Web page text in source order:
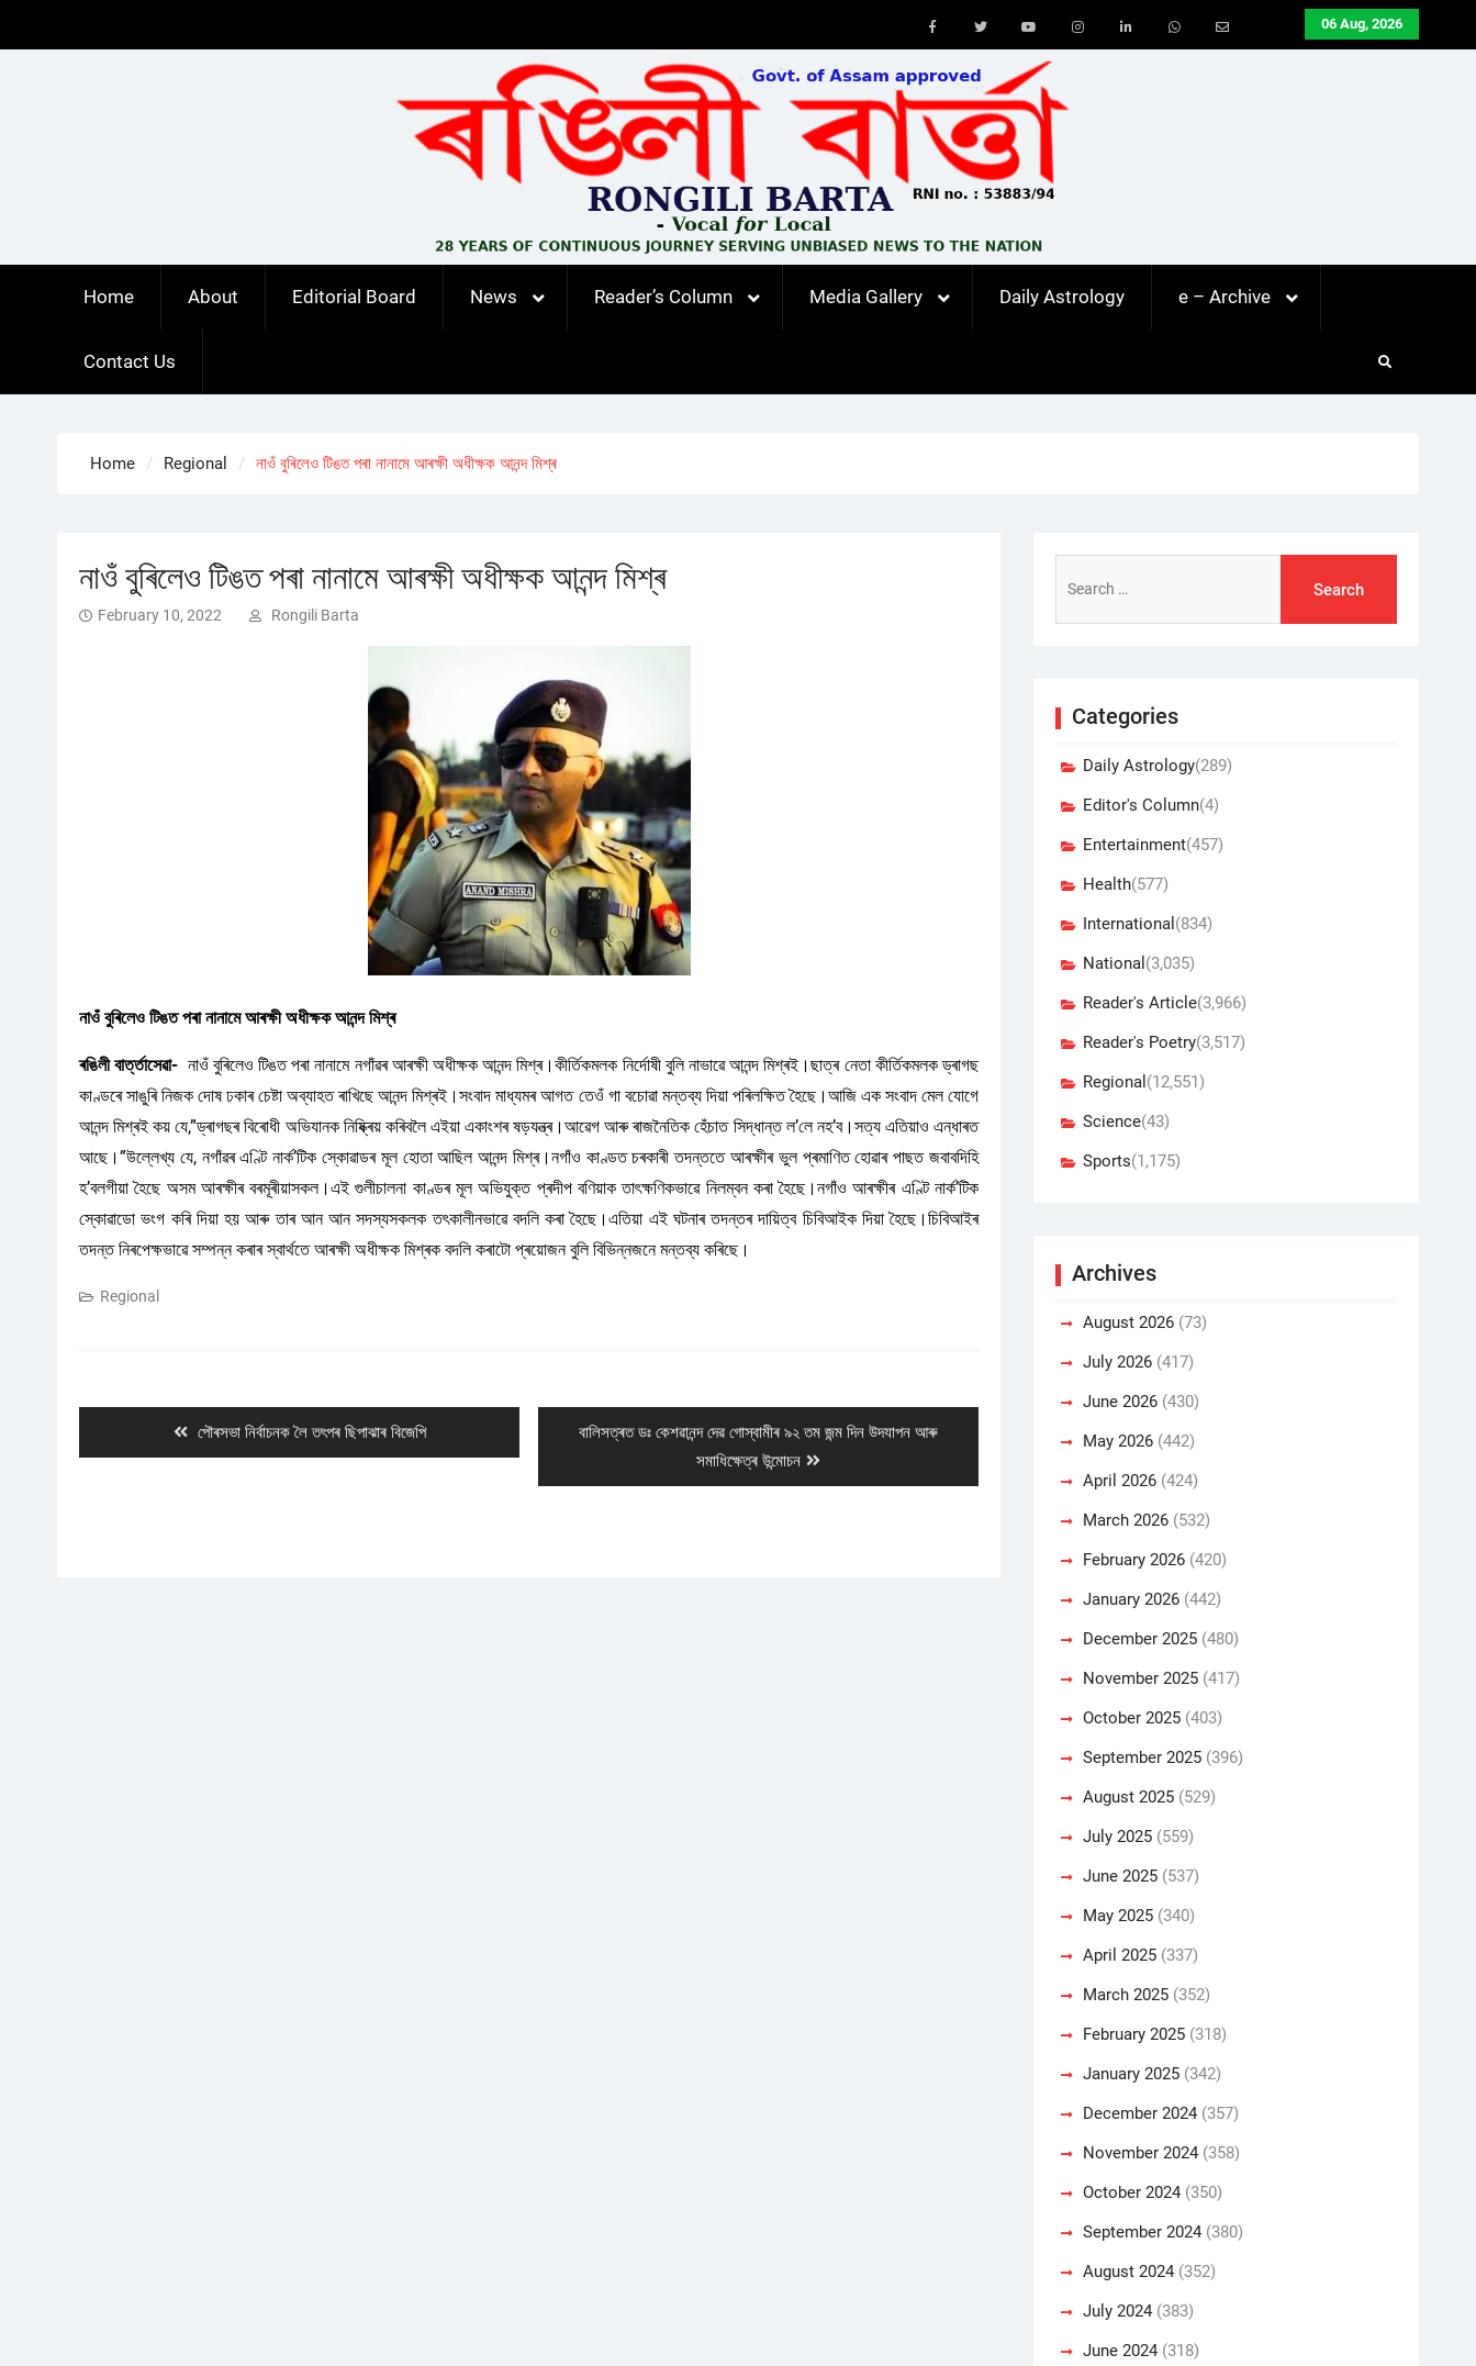
06 Aug, 2026
Youtube
Home About Editorial Board News Reader’s Column Media Gallery Daily Astrology e – Archive
Contact Us
Home Regional নাওঁ বুৰিলেও টিঙত পৰা নানামে আৰক্ষী অধীক্ষক আনন্দ মিশ্ৰ
নাওঁ বুৰিলেও টিঙত পৰা নানামে আৰক্ষী অধীক্ষক আনন্দ মিশ্ৰ
February 10, 2022 Rongili Barta
নাওঁ বুৰিলেও টিঙত পৰা নানামে আৰক্ষী অধীক্ষক আনন্দ মিশ্ৰ
ৰঙিলী বাৰ্ত্তাসেৱা- নাওঁ বুৰিলেও টিঙত পৰা নানামে নগাঁৱৰ আৰক্ষী অধীক্ষক আনন্দ মিশ্ৰ।কীৰ্তিকমলক নিৰ্দোষী বুলি নাভাৱে আনন্দ মিশ্ৰই।ছাত্ৰ নেতা কীৰ্তিকমলক ড্ৰাগছ
কাণ্ডৰে সাঙুৰি নিজক দোষ ঢকাৰ চেষ্টা অব্যাহত ৰাখিছে আনন্দ মিশ্ৰই।সংবাদ মাধ্যমৰ আগত তেওঁ গা বচোৱা মন্তব্য দিয়া পৰিলক্ষিত হৈছে।আজি এক সংবাদ মেল যোগে
আনন্দ মিশ্ৰই কয় যে,”ড্ৰাগছৰ বিৰোধী অভিযানক নিষ্ক্ৰিয় কৰিবলৈ এইয়া একাংশৰ ষড়যন্ত্ৰ।আৱেগ আৰু ৰাজনৈতিক হেঁচাত সিদ্ধান্ত ল’লে নহ’ব।সত্য এতিয়াও এন্ধাৰত
আছে।”উল্লেখ্য যে, নগাঁৱৰ এণ্টি নাৰ্ক’টিক স্কোৱাডৰ মূল হোতা আছিল আনন্দ মিশ্ৰ।নগাঁও কাণ্ডত চৰকাৰী তদন্ততে আৰক্ষীৰ ভুল প্ৰমাণিত হোৱাৰ পাছত জবাবদিহি
হ’বলগীয়া হৈছে অসম আৰক্ষীৰ বৰমূৰীয়াসকল।এই গুলীচালনা কাণ্ডৰ মূল অভিযুক্ত প্ৰদীপ বণিয়াক তাৎক্ষণিকভাৱে নিলম্বন কৰা হৈছে।নগাঁও আৰক্ষীৰ এণ্টি নাৰ্ক’টিক
স্কোৱাডো ভংগ কৰি দিয়া হয় আৰু তাৰ আন আন সদস্যসকলক তৎকালীনভাৱে বদলি কৰা হৈছে।এতিয়া এই ঘটনাৰ তদন্তৰ দায়িত্ব চিবিআইক দিয়া হৈছে।চিবিআইৰ
তদন্ত নিৰপেক্ষভাৱে সম্পন্ন কৰাৰ স্বাৰ্থতে আৰক্ষী অধীক্ষক মিশ্ৰক বদলি কৰাটো প্ৰয়োজন বুলি বিভিন্নজনে মন্তব্য কৰিছে।
Regional
Previous
post:
পৌৰসভা নিৰ্বাচনক লৈ তৎপৰ ছিপাঝাৰ বিজেপি
Next
বালিসত্ৰত ডঃ কেশৱানন্দ দেৱ গোস্বামীৰ ৯২ তম জন্ম দিন উদযাপন আৰু
সমাধিক্ষেত্ৰ উন্মোচন
for:
Categories
Daily Astrology(289)
Editor's Column(4)
Entertainment(457)
Health(577)
International (834)
National (3,035)
Reader's Article(3,966)
Reader's Poetry(3,517)
Regional (12,551)
Science(43)
Sports(1,175)
Archives
August 2026 (73)
July 2026 (417)
June 2026 (430)
May 2026 (442)
April 2026 (424)
March 2026 (532)
February 2026 (420)
January 2026 (442)
December 2025 (480)
November 2025 (417)
October 2025 (403)
September 2025 (396)
August 2025 (529)
July 2025 (559)
June 2025 (537)
May 2025 (340)
April 2025 (337)
March 2025 (352)
February 2025 (318)
January 2025 (342)
December 2024 (357)
November 2024 (358)
October 2024 (350)
September 2024 (380)
August 2024 (352)
July 2024 (383)
June 2024 (318)